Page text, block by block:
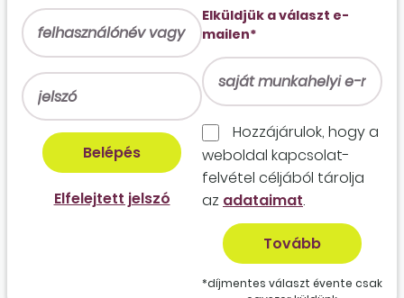
Elfelejtett jelszó
Elküldjük a választ e-
mailen*
Hozzájárulok, hogy a
weboldal kapcso­lat­
felvétel céljából tárolja
az adataimat.
*díjmentes választ évente csak